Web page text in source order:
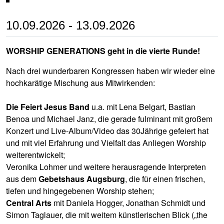
10.09.2026 - 13.09.2026
WORSHIP GENERATIONS geht in die vierte Runde!
Nach drei wunderbaren Kongressen haben wir wieder eine
hochkarätige Mischung aus Mitwirkenden:
Die Feiert Jesus Band u.a. mit Lena Belgart, Bastian
Benoa und Michael Janz, die gerade fulminant mit großem
Konzert und Live-Album/Video das 30Jährige gefeiert hat
und mit viel Erfahrung und Vielfalt das Anliegen Worship
weiterentwickelt;
Veronika Lohmer und weitere herausragende Interpreten
aus demGebetshaus Augsburg, die für einen frischen,
tiefen und hingegebenen Worship stehen;
Central Arts mit Daniela Hogger, Jonathan Schmidt und
Simon Taglauer, die mit weitem künstlerischen Blick („the